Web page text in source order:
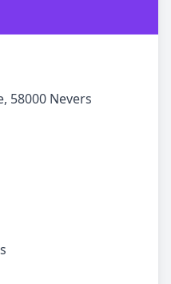
58000 Nevers